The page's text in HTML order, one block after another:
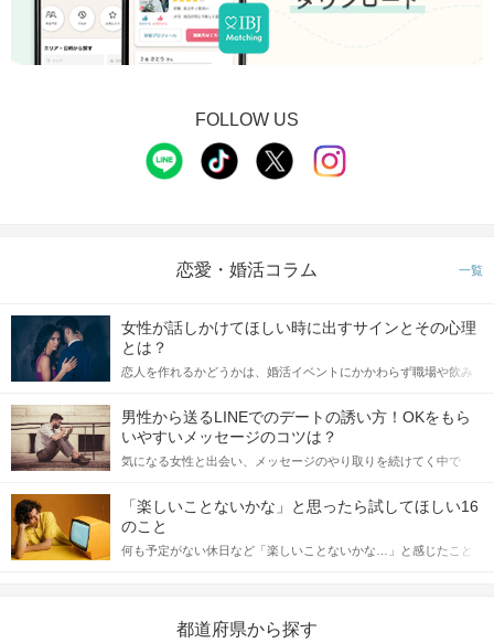
FOLLOW US
恋愛・婚活コラム 一覧
女性が話しかけてほしい時に出すサインとその心理
とは？
恋人を作れるかどうかは、婚活イベントにかかわらず職場や飲み
てアプローチできるかにも左右されます。 これから恋人作りを本
格的に始めようとしている方は、女性が異性を求めて出すサイン
をしっかりと理解し、正しい行動に移せるかどうかが重要。 この
記事では、女性が話しかけて欲しい時に出すサインとその心理を
合にどのような行動に繋げるべきかをご紹介していきます。
男性から送るLINEでのデートの誘い方！OKをもら
いやすいメッセージのコツは？
気になる女性と出会い、メッセージのやり取りを続けてく中で
しかし、中には「どう誘ったらいいの？」とお困りの男性もいら
っしゃるのではないでしょうか。 そこで今回は、男性から女性へ
送るLINEでのデートの誘い方のコツをご紹介します。例文も混じ
えながら解説するので、ぜひ参考にしてください。
「楽しいことないかな」と思ったら試してほしい16
のこと
何も予定がない休日など「楽しいことないかな…」と感じたこと
の楽しいことアイデアを集めました♪ いままさに楽しいことを探し
都道府県から探す